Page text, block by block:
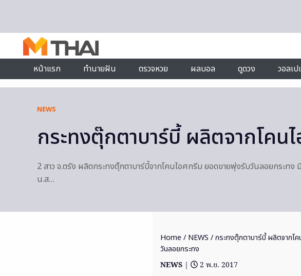
หน้าแรก
ทำนายฝัน ตรวจหวย ผลบอล ดูดวง วอลเป
NEWS
กระทงตุ๊กตาบาร์บี้ ผลิตจากโค
2 สาว จ.ตรัง ผลิตกระทงตุ๊กตาบาร์บี้จากโคนไอศกรีม ยอดขายพุ่งรับวันลอยกระท
น.ส…
Home / NEWS / กระทงตุ๊กตาบาร์บี้ ผลิตจากโ
วันลอยกระทง
NEWS |
2 พ.ย. 2017